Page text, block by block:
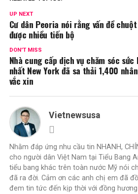
UP NEXT
Cư dân Peoria nói rằng vấn đề
được nhiều tiến bộ
DON'T MISS
Nhà cung cấp dịch vụ chăm sóc
nhất New York đã sa thải 1,400
vắc xin
Vietnewsusa
Nhằm đáp ứng nhu cầu tin NHANH,
cho người dân Việt Nam tại Tiểu Bang
tiểu bang khác trên toàn nước Mỹ nói
đã ra đời. Cảm ơn các anh chị em đã
đem tin tức đến kịp thời với đồng hương